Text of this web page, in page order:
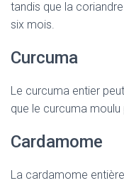
tandis que la
six mois.
Curcuma
Le curcuma entier
que le curcuma moulu
Cardamome
La cardamome